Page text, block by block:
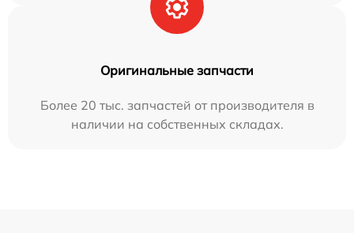
Оригинальные запчасти
Более 20 тыс. запчастей от производителя в
наличии на собственных складах.